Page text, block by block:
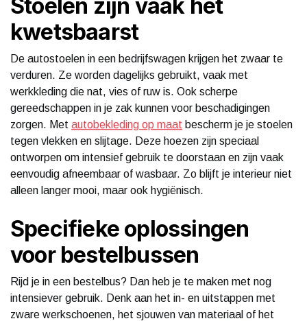
Stoelen zijn vaak het
kwetsbaarst
De autostoelen in een bedrijfswagen krijgen het zwaar te
verduren. Ze worden dagelijks gebruikt, vaak met
werkkleding die nat, vies of ruw is. Ook scherpe
gereedschappen in je zak kunnen voor beschadigingen
zorgen. Met autobekleding op maat bescherm je je stoelen
tegen vlekken en slijtage. Deze hoezen zijn speciaal
ontworpen om intensief gebruik te doorstaan en zijn vaak
eenvoudig afneembaar of wasbaar. Zo blijft je interieur niet
alleen langer mooi, maar ook hygiënisch.
Specifieke oplossingen
voor bestelbussen
Rijd je in een bestelbus? Dan heb je te maken met nog
intensiever gebruik. Denk aan het in- en uitstappen met
zware werkschoenen, het sjouwen van materiaal of het